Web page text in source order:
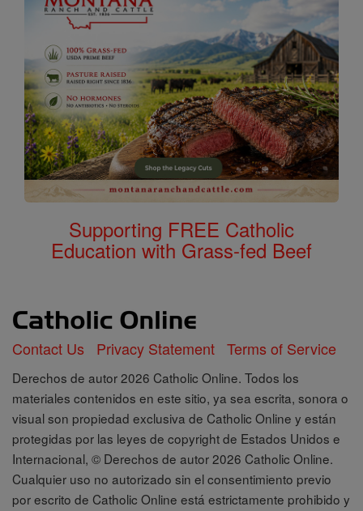
Supporting FREE Catholic
Education with Grass-fed Beef
Contact Us Privacy Statement Terms of Service
Derechos de autor 2026 Catholic Online. Todos los
materiales contenidos en este sitio, ya sea escrita, sonora o
visual son propiedad exclusiva de Catholic Online y están
protegidas por las leyes de copyright de Estados Unidos e
Internacional, © Derechos de autor 2026 Catholic Online.
Cualquier uso no autorizado sin el consentimiento previo
por escrito de Catholic Online está estrictamente prohibido y